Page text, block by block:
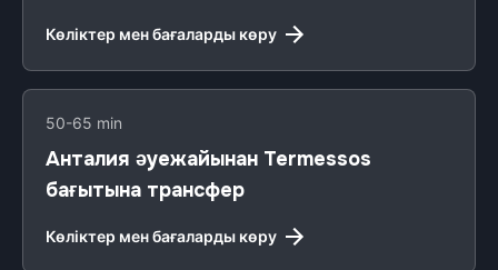
Көліктер мен бағаларды көру
50-65 min
Анталия әуежайынан Termessos
бағытына трансфер
Көліктер мен бағаларды көру